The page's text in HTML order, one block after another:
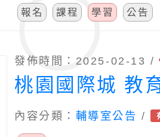
育攻略」、「
拼音」、「臺
B2增能班」、
師的基本功-諮
報名 課程 學習 公告
發佈時間：2025-02-13 /
桃園國際城 教
內容分類： 輔導室公告 /